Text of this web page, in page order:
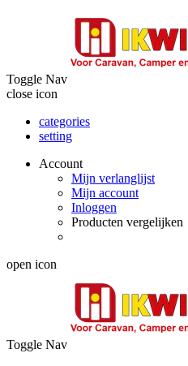
Toggle Nav
close icon
categories
setting
Account
Mijn verlanglijst
Mijn account
Inloggen
Producten vergelijken
open icon
Toggle Nav